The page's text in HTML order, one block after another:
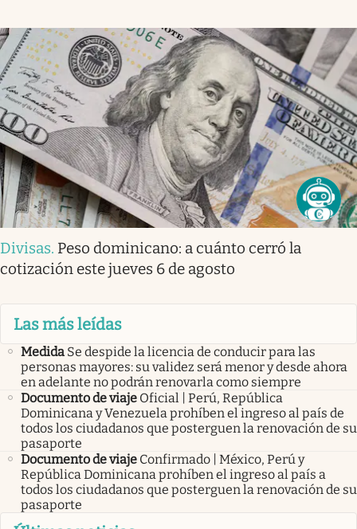
Divisas. Peso dominicano: a cuánto cerró la
cotización este jueves 6 de agosto
Las más leídas
Medida Se despide la licencia de conducir para las
personas mayores: su validez será menor y desde ahora
en adelante no podrán renovarla como siempre
Documento de viaje Oficial | Perú, República
Dominicana y Venezuela prohíben el ingreso al país de
todos los ciudadanos que posterguen la renovación de su
pasaporte
Documento de viaje Confirmado | México, Perú y
República Dominicana prohíben el ingreso al país a
todos los ciudadanos que posterguen la renovación de su
pasaporte